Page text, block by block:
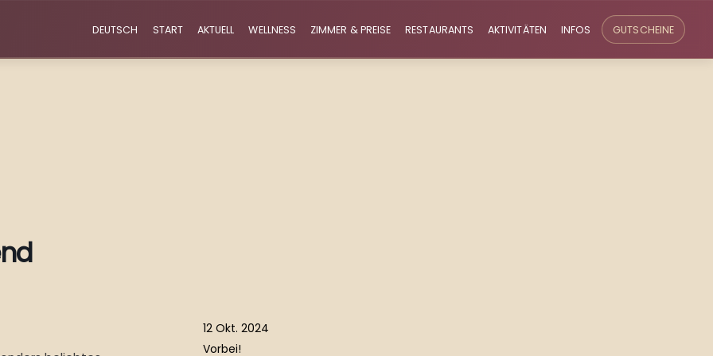
DEUTSCH START AKTUELL WELLNESS ZIMMER & PREISE RESTAURANTS AKTIVITÄTEN INFOS GUTSCHEINE
12 Okt. 2024
Vorbei!